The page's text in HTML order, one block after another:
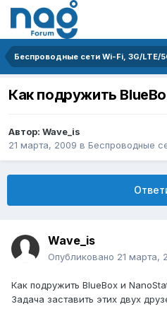
Беспроводные сети Wi-Fi, 3G/LTE/
Как подружить
Автор: Wave_is
21 марта, 2009 в Беспроводные
Wave_is
Опубликовано 21 марта,
Как подружить BlueBox и
Задача заставить этих двух